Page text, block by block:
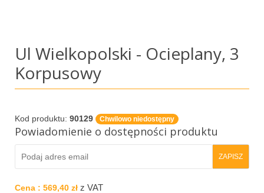
Ul Wielkopolski - Ocieplany, 3
Korpusowy
Kod produktu: 90129 Chwilowo niedostępny
Powiadomienie o dostępności produktu
Cena : 569,40 zł z VAT